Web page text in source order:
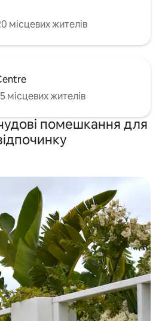
місцевих жителів
місцевих жителів
помешкання для